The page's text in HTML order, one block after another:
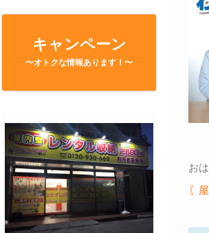
キャンペーン
〜オトクな情報あります！〜
お
〖